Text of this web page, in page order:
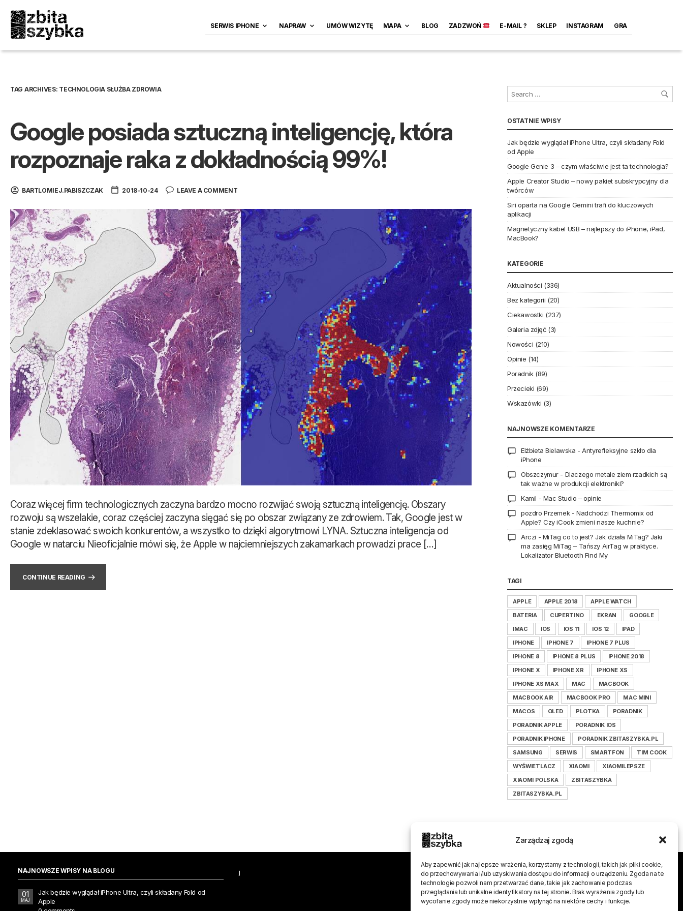
Zarządzaj zgodą
Aby zapewnić jak najlepsze wrażenia, korzystamy z technologii, takich jak pliki cookie,
do przechowywania i/lub uzyskiwania dostępu do informacji o urządzeniu. Zgoda na te
technologie pozwoli nam przetwarzać dane, takie jak zachowanie podczas
przeglądania lub unikalne identyfikatory na tej stronie. Brak wyrażenia zgody lub
wycofanie zgody może niekorzystnie wpłynąć na niektóre cechy i funkcje.
SERWIS IPHONE NAPRAW UMÓW WIZYTĘ MAPA BLOG ZADZWOŃ E-MAIL ? SKLEP INSTAGRAM GRA
TAG ARCHIVES: TECHNOLOGIA SŁUŻBA ZDROWIA
Google posiada sztuczną inteligencję, która
rozpoznaje raka z dokładnością 99%!
BARTLOMIEJ.PABISZCZAK 2018-10-24 LEAVE A COMMENT
Coraz więcej firm technologicznych zaczyna bardzo mocno rozwijać swoją sztuczną inteligencję. Obszary
rozwoju są wszelakie, coraz częściej zaczyna sięgać się po obszar związany ze zdrowiem. Tak, Google jest w
stanie zdeklasować swoich konkurentów, a wszystko to dzięki algorytmowi LYNA. Sztuczna inteligencja od
Google w natarciu Nieoficjalnie mówi się, że Apple w najciemniejszych zakamarkach prowadzi prace […]
CONTINUE READING
OSTATNIE WPISY
Jak będzie wyglądał iPhone Ultra, czyli składany Fold
od Apple
Google Genie 3 – czym właściwie jest ta technologia?
Apple Creator Studio – nowy pakiet subskrypcyjny dla
twórców
Siri oparta na Google Gemini trafi do kluczowych
aplikacji
Magnetyczny kabel USB – najlepszy do iPhone, iPad,
MacBook?
KATEGORIE
Aktualności (336)
Bez kategorii (20)
Ciekawostki (237)
Galeria zdjęć(3)
Nowości (210)
Opinie (14)
Poradnik(89)
Przecieki (69)
Wskazówki (3)
NAJNOWSZE KOMENTARZE
Elżbieta Bielawska -Antyrefleksyjne szkło dla
iPhone
Obszczymur- Dlaczego metale ziem rzadkich są
tak ważne w produkcji elektroniki?
Kamil - Mac Studio – opinie
pozdro Przemek- Nadchodzi Thermomix od
Apple? Czy iCook zmieni nasze kuchnie?
Arczi - MiTag co to jest? Jak działa MiTag? Jaki
ma zasięg MiTag – Tańszy AirTag w praktyce.
Lokalizator Bluetooth Find My
TAGI
APPLE APPLE 2018
APPLE WATCH
BATERIA
CUPERTINO EKRAN
GOOGLE
IMAC
IOS IOS 11 IOS 12
IPAD
IPHONE
IPHONE 7
IPHONE 7 PLUS
IPHONE 8
IPHONE 8 PLUS
IPHONE 2018
IPHONE X
IPHONE XR
IPHONE XS
IPHONE XS MAX
MAC
MACBOOK
MACBOOK AIR
MACBOOK PRO
MAC MINI
MACOS
OLED PLOTKA
PORADNIK
PORADNIK APPLE
PORADNIK IOS
PORADNIK IPHONE
PORADNIK ZBITASZYBKA.PL
SAMSUNG
SERWIS SMARTFON
TIM COOK
WYŚWIETLACZ
XIAOMI
XIAOMILEPSZE
XIAOMI POLSKA
ZBITASZYBKA
ZBITASZYBKA.PL
NAJNOWSZE WPISY NA BLOGU
01
MAJ
Jak będzie wyglądał iPhone Ultra, czyli składany Fold od
Apple
j j